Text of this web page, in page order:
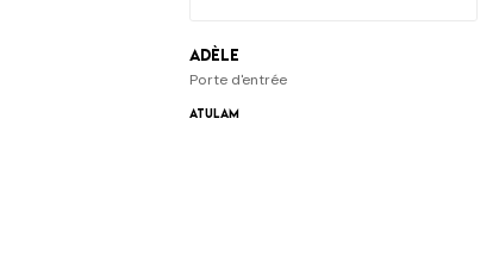
Adèle
Porte d'entrée
ATULAM